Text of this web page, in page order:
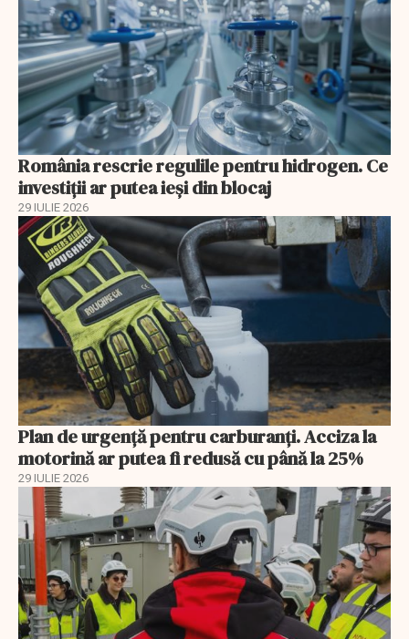
România rescrie regulile pentru hidrogen. Ce
investiții ar putea ieși din blocaj
29 IULIE 2026
Plan de urgență pentru carburanți. Acciza la
motorină ar putea fi redusă cu până la 25%
29 IULIE 2026
EXCLUSIV